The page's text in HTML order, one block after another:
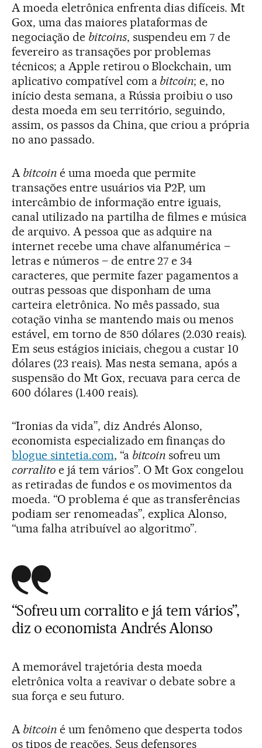
A moeda eletrônica enfrenta dias difíceis. Mt
Gox, uma das maiores plataformas de
negociação de bitcoins, suspendeu em 7 de
fevereiro as transações por problemas
técnicos; a Apple retirou o Blockchain, um
aplicativo compatível com a bitcoin; e, no
início desta semana, a Rússia proibiu o uso
desta moeda em seu território, seguindo,
assim, os passos da China, que criou a própria
no ano passado.
A bitcoiné uma moeda que permite
transações entre usuários via P2P, um
intercâmbio de informação entre iguais,
canal utilizado na partilha de filmes e música
de arquivo. A pessoa que as adquire na
internet recebe uma chave alfanumérica –
letras e números – de entre 27 e 34
caracteres, que permite fazer pagamentos a
outras pessoas que disponham de uma
carteira eletrônica. No mês passado, sua
cotação vinha se mantendo mais ou menos
estável, em torno de 850 dólares (2.030 reais).
Em seus estágios iniciais, chegou a custar 10
dólares (23 reais). Mas nesta semana, após a
suspensão do Mt Gox, recuava para cerca de
600 dólares (1.400 reais).
“Ironias da vida”, diz Andrés Alonso,
economista especializado em finanças do
blogue sintetia.com, “a bitcoin sofreu um
corralitoe já tem vários”. O Mt Gox congelou
as retiradas de fundos e os movimentos da
moeda. “O problema é que as transferências
podiam ser renomeadas”, explica Alonso,
“uma falha atribuível ao algoritmo”.
“Sofreu um corralito e já tem vários”,
diz o economista Andrés Alonso
A memorável trajetória desta moeda
eletrônica volta a reavivar o debate sobre a
sua força e seu futuro.
A bitcoiné um fenômeno que desperta todos
os tipos de reações. Seus defensores